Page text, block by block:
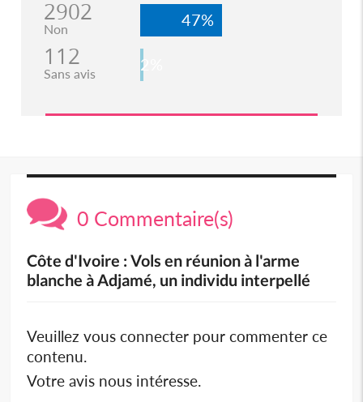
2902
Non 47%
112
Sans avis 2%
0 Commentaire(s)
Côte d'Ivoire : Vols en réunion à l'arme
blanche à Adjamé, un individu interpellé
Veuillez vous connecter pour commenter ce
contenu.
Votre avis nous intéresse.